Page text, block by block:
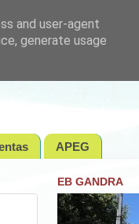
APEG
EB GANDRA
and user-agent
generate usage